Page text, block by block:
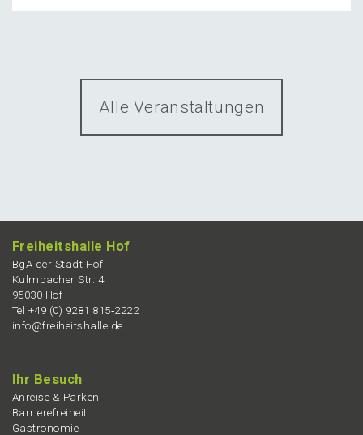
Alle Veranstaltungen
Freiheits­hal­le Hof
BgA der Stadt Hof
Kulmba­cher Str. 4
95030 Hof
Tel +49 (0) 9281 815‑2222
info@freiheitshalle.de
Ihr Besuch
Anrei­se & Parken
Barrie­re­frei­heit
Gastro­no­mie